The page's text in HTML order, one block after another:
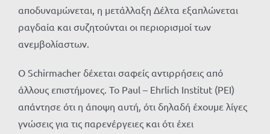
αποδυναμώνεται, η μετάλλαξη Δέλτα εξαπλώνεται
ραγδαία και συζητούνται οι περιορισμοί των
ανεμβολίαστων.
Ο Schirmacher δέχεται σαφείς αντιρρήσεις από
άλλους επιστήμονες. Το Paul – Ehrlich Institut (PEI)
απάντησε ότι η άποψη αυτή, ότι δηλαδή έχουμε λίγες
γνώσεις για τις παρενέργειες και ότι έχει